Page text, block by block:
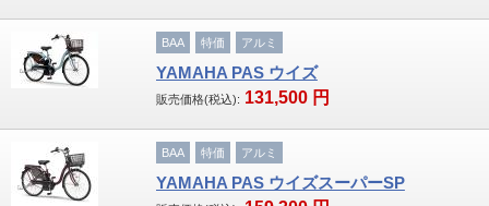
空気入れ
サドル
サイクルバック
BAA 特価 アルミ
YAMAHA PAS ウイズ
販売価格(税込): 131,500 円
BAA 特価 アルミ
YAMAHA PAS ウイズスーパーSP